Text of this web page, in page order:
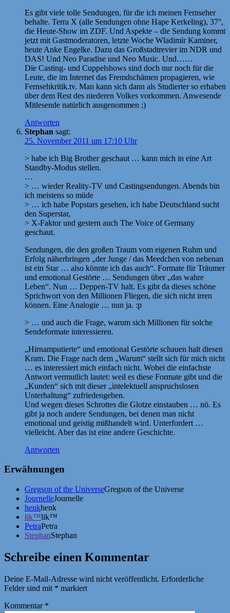
Es gibt viele tolle Sendungen, für die ich meinen Fernseher
behalte. Terra X (alle Sendungen ohne Hape Kerkeling), 37°,
die Heute-Show im ZDF. Und Aspekte – die Sendung kommt
jetzt mit Gastmoderatoren, letzte Woche Wladimir Kaminer,
heute Anke Engelke. Dazu das Großstadtrevier im NDR und
DAS! Und Neo Paradise und Neo Music. Und……
Die Casting- und Cuppelshows sind doch nur noch für die
Leute, die im Internet das Fremdschämen propagieren, wie
Fernsehkritik.tv. Man kann sich dann als Studierter so erhaben
über dem Rest des niederen Volkes vorkommen. Anwesende
Mitlesende natürlich ausgenommen ;)
Antworten
Stephan sagt:
25. November 2011 um 17:10 Uhr
> habe ich Big Brother geschaut … kann mich in eine Art
Standby-Modus stellen.
…
> … wieder Reality-TV und Castingsendungen. Abends bin
ich meistens so müde
> … ich habe Popstars gesehen, ich habe Deutschland sucht
den Superstar,
> X-Faktor und gestern auch The Voice of Germany
geschaut.
Sendungen, die den großen Traum vom eigenen Ruhm und
Erfolg näherbringen „der Junge / das Meedchen von nebenan
ist ein Star … also könnte ich das auch“. Formate für Träumer
und emotional Gestörte … Sendungen über „das wahre
Leben“. Nun … Deppen-TV halt. Es gibt da dieses schöne
Sprichwort von den Millionen Fliegen, die sich nicht irren
können. Eine Analogie … nun ja. :p
> … und auch die Frage, warum sich Millionen für solche
Sendeformate interessieren.
„Hirnamputierte“ und emotional Gestörte schauen halt diesen
Kram. Die Frage nach dem „Warum“ stellt sich für mich nicht
… es interessiert mich einfach nicht. Wobei die einfachste
Antwort vermutlich lautet: weil es diese Formate gibt und die
„Kunden“ sich mit dieser „intelektuell anspruchslosen
Unterhaltung“ zufriedengeben.
Und wegen dieses Schrottes die Glotze einstauben … nö. Es
gibt ja noch andere Sendungen, bei denen man nicht
emotional und geistig mißhandelt wird. Unterfordert …
vielleicht. Aber das ist eine andere Geschichte.
Antworten
Erwähnungen
Gregson of the UniverseGregson of the Universe
JournelleJournelle
henkhenk
lik™lik™
PetraPetra
StephanStephan
Schreibe einen Kommentar
Deine E-Mail-Adresse wird nicht veröffentlicht. Erforderliche
Felder sind mit * markiert
Kommentar *